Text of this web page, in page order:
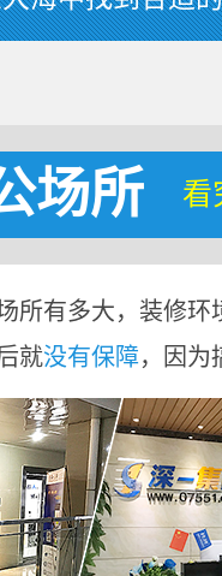
场所 看
所有多大，装修
就没有保障，因为